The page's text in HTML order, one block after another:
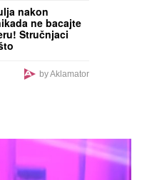
nakon
ne bacajte
Stručnjaci
by Aklamator